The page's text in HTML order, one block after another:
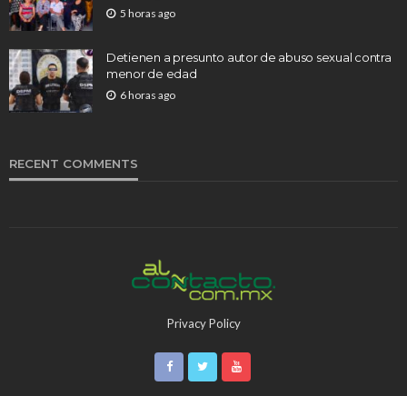
5 horas ago
Detienen a presunto autor de abuso sexual contra
menor de edad
6 horas ago
RECENT COMMENTS
Privacy Policy